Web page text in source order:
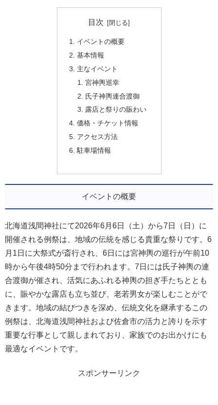
目次
イベントの概要
基本情報
主なイベント
宮神輿巡幸
氏子神輿連合渡御
露店と祭りの賑わい
価格・チケット情報
アクセス方法
駐車場情報
イベントの概要
北海道浅間神社にて2026年6月6日（土）から7日（日）に
開催される例祭は、地域の伝統を感じる貴重な祭りです。6
月1日に大祭式が斎行され、6日には宮神輿の巡行が午前10
時から午後4時50分まで行われます。7日には氏子神輿の連
合渡御が催され、活気にあふれる神輿の担ぎ手たちととも
に、賑やかな露店も立ち並び、老若男女が楽しむことがで
きます。地域の結びつきを深め、伝統文化を継承するこの
例祭は、北海道浅間神社および佐倉市の活力と誇りを示す
重要な行事として親しまれており、家族でのお出かけにも
最適なイベントです。
スポンサーリンク